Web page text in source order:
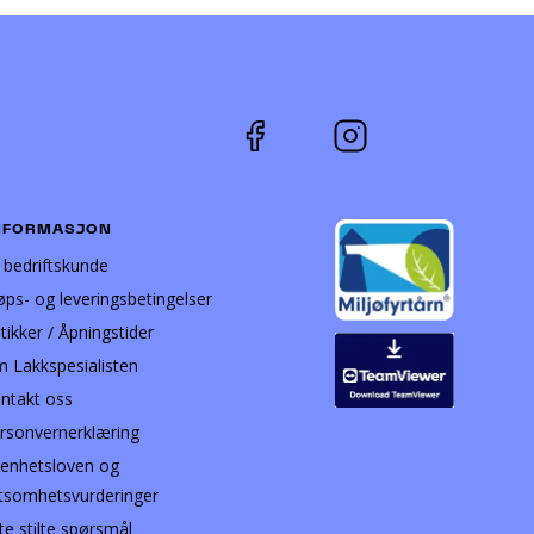
bedriftskunde
og leveringsbetingelser
/ Åpningstider
Lakkspesialisten
oss
og
stilte spørsmål